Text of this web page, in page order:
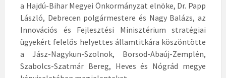
a Hajdú-Bihar Megyei Önkormányzat elnöke, Dr. Papp
László, Debrecen polgármestere és Nagy Balázs, az
Innovációs és Fejlesztési Minisztérium stratégiai
ügyekért felelős helyettes államtitkára köszöntötte
a Jász-Nagykun-Szolnok, Borsod-Abaúj-Zemplén,
Szabolcs-Szatmár Bereg, Heves és Nógrád megye